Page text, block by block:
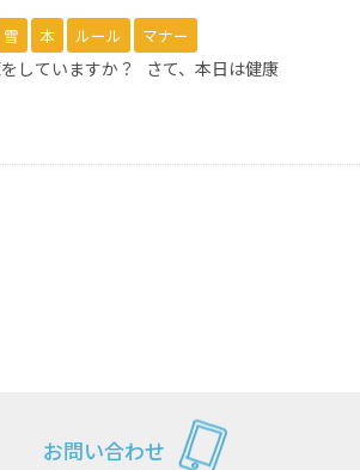
雪 本 ルール マナー
していますか？ さて、本日は健康
お問い合わせ